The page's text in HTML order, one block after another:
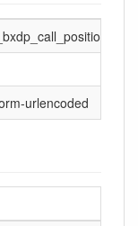
urlencoded